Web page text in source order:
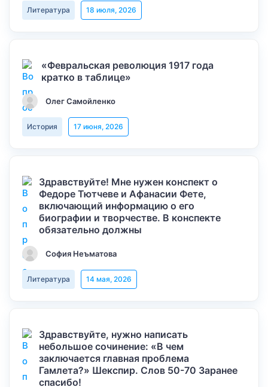
Литература 18 июля, 2026
«Февральская революция 1917 года
кратко в таблице»
Олег Самойленко
История 17 июня, 2026
Здравствуйте! Мне нужен конспект о
Федоре Тютчеве и Афанасии Фете,
включающий информацию о его
биографии и творчестве. В конспекте
обязательно должны
София Неъматова
Литература 14 мая, 2026
Здравствуйте, нужно написать
небольшое сочинение: «В чем
заключается главная проблема
Гамлета?» Шекспир. Слов 50-70 Заранее
спасибо!